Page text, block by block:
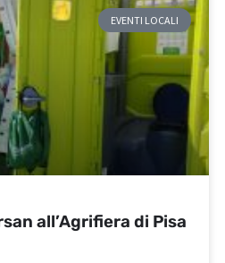
EVENTI LOCALI
all’Agrifiera di Pisa